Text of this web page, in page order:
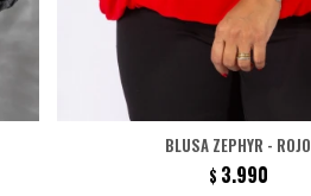
BLUSA ZEPHYR - ROJO
$ 3.990